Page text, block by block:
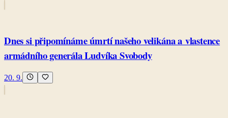
Dnes si připomínáme úmrtí našeho velikána a vlastence
armádního generála Ludvíka Svobody
20. 9.